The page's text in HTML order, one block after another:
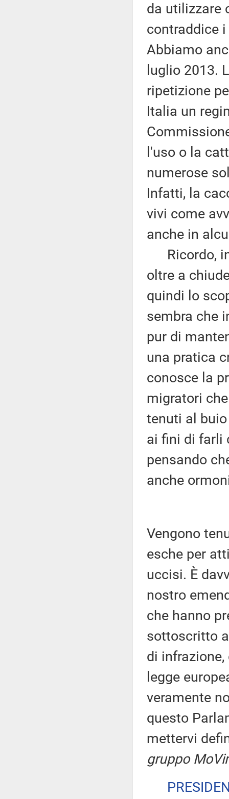
da utilizzare
contraddice
Abbiamo
luglio 2013.
ripetizione
Italia un
l'uso o la
numerose
Infatti, la
vivi come
anche in
Ricordo,
oltre a
quindi lo
sembra che
pur di
una pratica
conosce la
migratori
tenuti al
ai fini di farli
pensando
anche
Vengono
esche per
uccisi. È
nostro
che hanno
sottoscritto
di
legge
veramente
questo
mettervi
gruppo